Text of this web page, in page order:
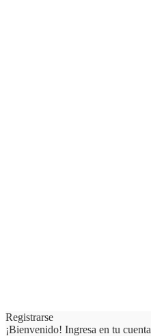
Registrarse
¡Bienvenido! Ingresa en tu cuenta